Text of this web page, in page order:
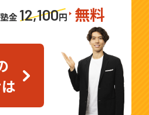
金 12,100円 無料